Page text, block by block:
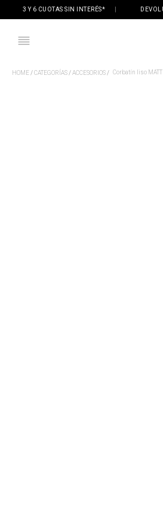
3 Y 6 CUOTAS SIN INTERÉS* |
CATEGORÍAS ACCESORIOS Corbatín liso MATT